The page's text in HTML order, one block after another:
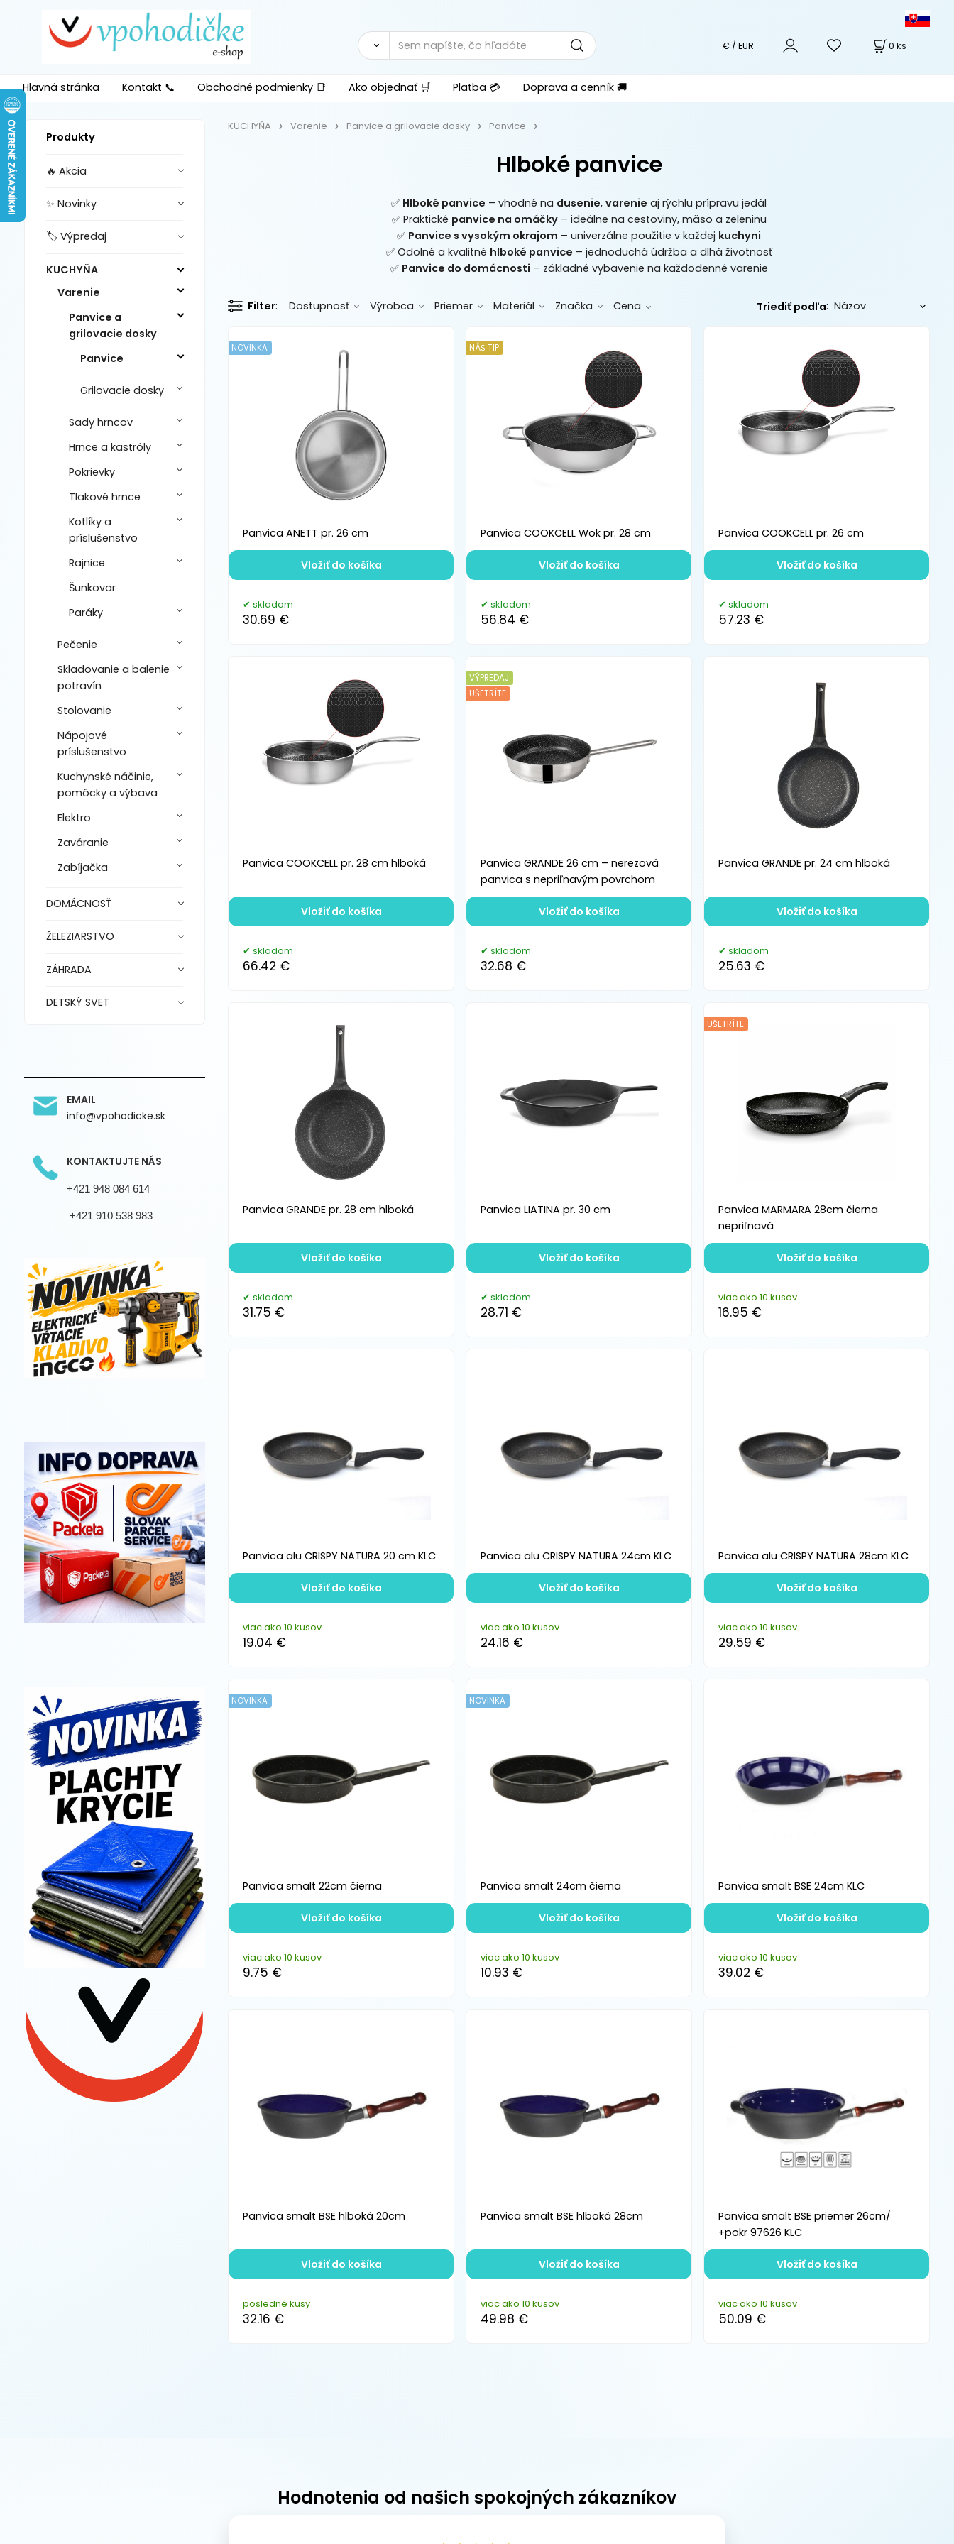
0 ks
€ / EUR
Hlavná stránka Kontakt 📞 Obchodné podmienky 📑 Ako objednať 🛒 Platba 💳 Doprava a cenník 🚚
Produkty
🔥 Akcia
✨ Novinky
🏷️ Výpredaj
KUCHYŇA
Varenie
Panvice a
grilovacie dosky
Panvice
Grilovacie dosky
Sady hrncov
Hrnce a kastróly
Pokrievky
Tlakové hrnce
Kotlíky a
príslušenstvo
Rajnice
Šunkovar
Paráky
Pečenie
Skladovanie a balenie
potravín
Stolovanie
Nápojové
príslušenstvo
Kuchynské náčinie,
pomôcky a výbava
Elektro
Zaváranie
Zabíjačka
DOMÁCNOSŤ
ŽELEZIARSTVO
ZÁHRADA
DETSKÝ SVET
EMAIL
info@vpohodicke.sk
KONTAKTUJTE NÁS
+421 948 084 614
+421 910 538 983
KUCHYŇA Varenie Panvice a grilovacie dosky Panvice
Hlboké panvice
✅ Hlboké panvice – vhodné na dusenie,varenie aj rýchlu prípravu jedál
✅ Praktické panvice na omáčky– ideálne na cestoviny, mäso a zeleninu
✅ Panvice s vysokým okrajom – univerzálne použitie v každej kuchyni
✅ Odolné a kvalitné hlboké panvice – jednoduchá údržba a dlhá životnosť
✅ Panvice do domácnosti – základné vybavenie na každodenné varenie
Filter Dostupnosť Výrobca Priemer Materiál Značka Cena Triediť podľa:
Panvica ANETT pr. 26 cm
NOVINKA
skladom
30.69 €
Vložiť do košíka
Panvica COOKCELL Wok pr. 28 cm
NÁŠ TIP
skladom
56.84 €
Vložiť do košíka
Panvica COOKCELL pr. 26 cm
skladom
57.23 €
Vložiť do košíka
Panvica COOKCELL pr. 28 cm hlboká
skladom
66.42 €
Vložiť do košíka
Panvica GRANDE 26 cm – nerezová
panvica s nepriľnavým povrchom
VÝPREDAJ
UŠETRÍTE
skladom
32.68 €
Vložiť do košíka
Panvica GRANDE pr. 24 cm hlboká
skladom
25.63 €
Vložiť do košíka
Panvica GRANDE pr. 28 cm hlboká
skladom
31.75 €
Vložiť do košíka
Panvica LIATINA pr. 30 cm
skladom
28.71 €
Vložiť do košíka
Panvica MARMARA 28cm čierna
nepriľnavá
UŠETRÍTE
viac ako 10 kusov
16.95 €
Vložiť do košíka
Panvica alu CRISPY NATURA 20 cm KLC
viac ako 10 kusov
19.04 €
Vložiť do košíka
Panvica alu CRISPY NATURA 24cm KLC
viac ako 10 kusov
24.16 €
Vložiť do košíka
Panvica alu CRISPY NATURA 28cm KLC
viac ako 10 kusov
29.59 €
Vložiť do košíka
Panvica smalt 22cm čierna
NOVINKA
viac ako 10 kusov
9.75 €
Vložiť do košíka
Panvica smalt 24cm čierna
NOVINKA
viac ako 10 kusov
10.93 €
Vložiť do košíka
Panvica smalt BSE 24cm KLC
viac ako 10 kusov
39.02 €
Vložiť do košíka
Panvica smalt BSE hlboká 20cm
posledné kusy
32.16 €
Vložiť do košíka
Panvica smalt BSE hlboká 28cm
viac ako 10 kusov
49.98 €
Vložiť do košíka
Panvica smalt BSE priemer 26cm/
+pokr 97626 KLC
viac ako 10 kusov
50.09 €
Vložiť do košíka
Hodnotenia od našich spokojných zákazníkov